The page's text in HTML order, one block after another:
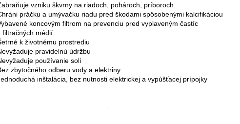
vzniku škvrny na riadoch, pohároch, príboroch
práčku a umývačku riadu pred škodami spôsobenými kalcifikáciou
koncovým filtrom na prevenciu pred vyplaveným častíc
filtračných médií
k životnému prostrediu
pravidelnú údržbu
používanie soli
zbytočného odberu vody a elektriny
inštalácia, bez nutnosti elektrickej a vypúšťacej prípojky